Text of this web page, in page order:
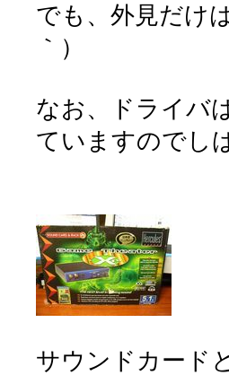
でも、外見だけ
｀）
なお、ドライバ
ていますのでし
サウンドカード